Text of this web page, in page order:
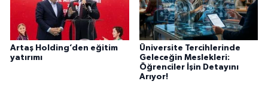
Artaş Holding’den eğitim
yatırımı
Üniversite Tercihlerinde
Geleceğin Meslekleri:
Öğrenciler İşin Detayını
Arıyor!